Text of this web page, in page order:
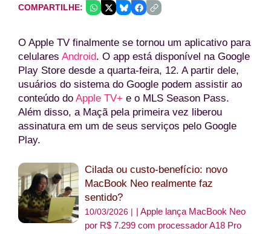
COMPARTILHE:
O Apple TV finalmente se tornou um aplicativo para
celulares Android. O app está disponível na Google
Play Store desde a quarta-feira, 12. A partir dele,
usuários do sistema do Google podem assistir ao
conteúdo do Apple TV+ e o MLS Season Pass.
Além disso, a Maçã pela primeira vez liberou
assinatura em um de seus serviços pelo Google
Play.
Cilada ou custo-benefício: novo
MacBook Neo realmente faz
sentido?
10/03/2026 |
Apple lança MacBook Neo
por R$ 7.299 com processador A18 Pro